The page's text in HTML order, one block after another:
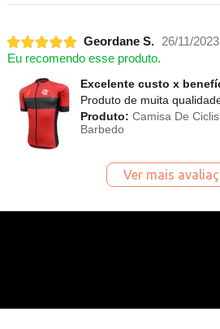
Geordane S. 26/11/2023
Eu recomendo esse produto.
Excelente custo x
Produto de muita
Produto: Camisa De
Barbedo
Ver mais